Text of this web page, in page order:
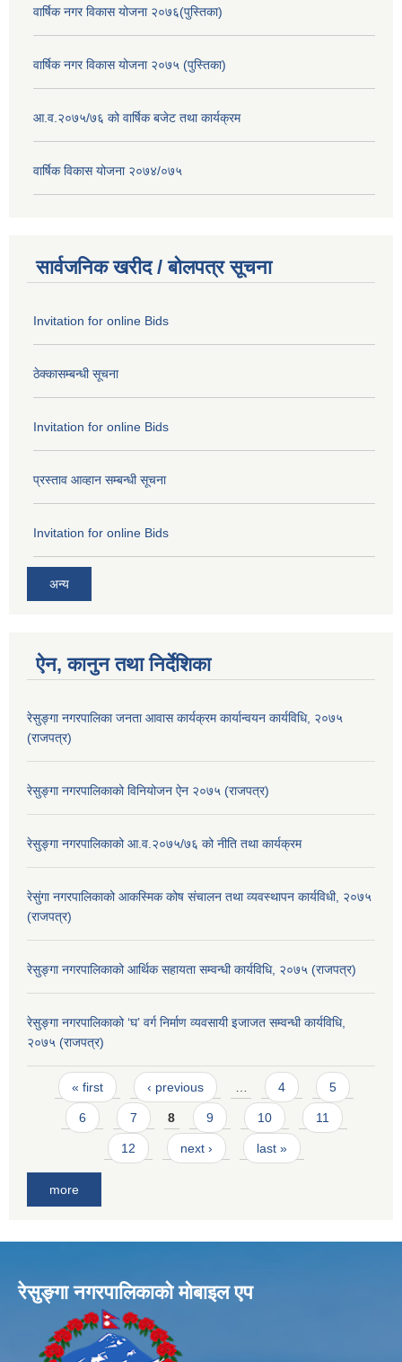
वार्षिक नगर विकास योजना २०७६(पुस्तिका)
वार्षिक नगर विकास योजना २०७५ (पुस्तिका)
आ.व.२०७५/७६ को वार्षिक बजेट तथा कार्यक्रम
वार्षिक विकास योजना २०७४/०७५
सार्वजनिक खरीद / बोलपत्र सूचना
Invitation for online Bids
ठेक्कासम्बन्धी सूचना
Invitation for online Bids
प्रस्ताव आव्हान सम्बन्धी सूचना
Invitation for online Bids
अन्य
ऐन, कानुन तथा निर्देशिका
रेसुङ्गा नगरपालिका जनता आवास कार्यक्रम कार्यान्वयन कार्यविधि, २०७५
(राजपत्र)
रेसुङ्गा नगरपालिकाको विनियोजन ऐन २०७५ (राजपत्र)
रेसुङ्गा नगरपालिकाको आ.व.२०७५/७६ को नीति तथा कार्यक्रम
रेसुंगा नगरपालिकाको आकस्मिक कोष संचालन तथा व्यवस्थापन कार्यविधी, २०७५
(राजपत्र)
रेसुङ्गा नगरपालिकाको आर्थिक सहायता सम्वन्धी कार्यविधि, २०७५ (राजपत्र)
रेसुङ्गा नगरपालिकाको ‘घ’ वर्ग निर्माण व्यवसायी इजाजत सम्वन्धी कार्यविधि,
२०७५ (राजपत्र)
Pages
« first ‹ previous 4 5
6 7 8 9 10 11
12 next › last »
more
रेसुङ्गा नगरपालिकाकाे माेबाइल एप